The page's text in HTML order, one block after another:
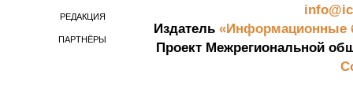
РЕДАКЦИЯ
ПАРТНЁРЫ
Издатель «Информационные
Проект Межрегиональной